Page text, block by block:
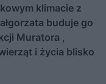
klimacie z
buduje go
Muratora ,
i życia blisko